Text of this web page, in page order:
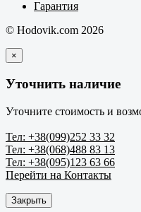
Гарантия
© Hodovik.com 2026
×
Уточнить наличие
Уточните стоимость и
Тел: +38(099)252 33 32
Тел: +38(068)488 83 13
Тел: +38(095)123 63 66
Перейти на Контакты
Закрыть